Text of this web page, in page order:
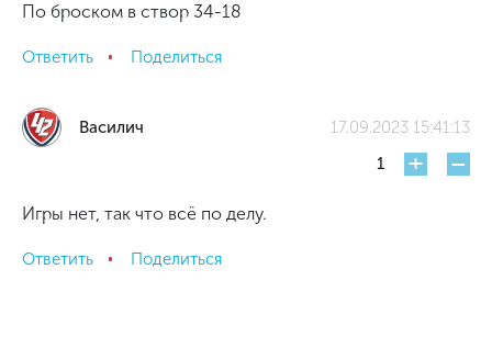
По броском в створ 34-18
Ответить Поделиться
Василич
17.09.2023 15:41:13
1
+ -
Игры нет, так что всё по делу.
Ответить Поделиться